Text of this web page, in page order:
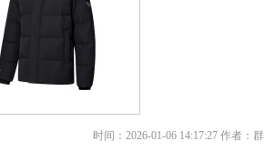
时间：2026-01-06 14:17:27 作者：群